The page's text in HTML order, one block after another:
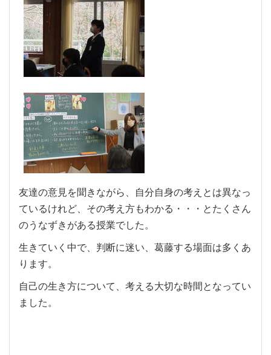
友達の意見を聞きながら、自分自身の考えとは異なっ
ているけれど、その考え方もわかる・・・とたくさん
のうなずきがある授業でした。
生きていく中で、判断に迷い、葛藤する場面は多くあ
ります。
自己の生き方について、考える大切な時間となってい
ました。